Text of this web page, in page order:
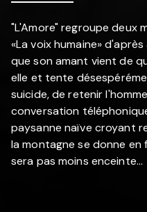
"L'Amore" regroupe deux
«La voix humaine»
que son amant vient de
elle et tente
suicide, de retenir
conversation
paysanne naïve croyant
la montagne se donne en
sera pas moins enceinte...